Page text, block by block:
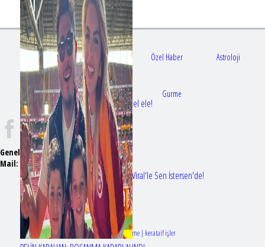
Bir dizi aşkı daha gerçek oldu: Sette el ele!
Erol Köse'nin mektupları ilk kez Nur Viral'le Sen İstersen'de!
Gündem Sağlık Özel Haber Astroloji
Doktorlar Gurme
Genel Yayın Yönetmeni:Seyhan Erdağ
Mail:
emizmagazin@gmail.com
Tasarım & Geliştirme | kerataif işler